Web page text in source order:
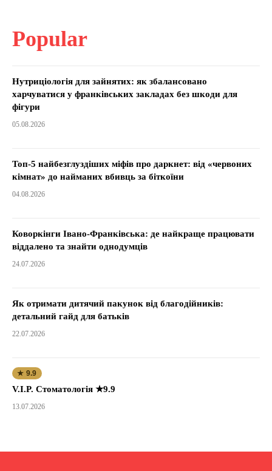
Popular
Нутриціологія для зайнятих: як збалансовано
харчуватися у франківських закладах без шкоди для
фігури
05.08.2026
Топ-5 найбезглуздіших міфів про даркнет: від «червоних
кімнат» до найманих вбивць за біткоїни
04.08.2026
Коворкінги Івано-Франківська: де найкраще працювати
віддалено та знайти однодумців
24.07.2026
Як отримати дитячий пакунок від благодійників:
детальний гайд для батьків
22.07.2026
★ 9.9
V.I.P. Стоматологія ★9.9
13.07.2026